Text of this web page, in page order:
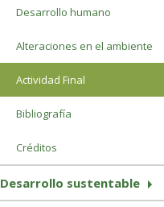
Desarrollo humano
Alteraciones en el ambiente
Actividad Final
Bibliografía
Créditos
Desarrollo sustentable